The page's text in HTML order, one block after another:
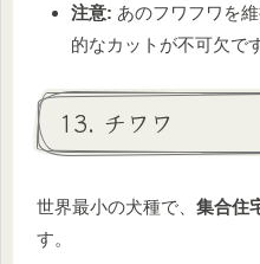
注意: あのフワフワを
的なカットが不可欠で
13. チワワ
世界最小の犬種で、 集合住
す。